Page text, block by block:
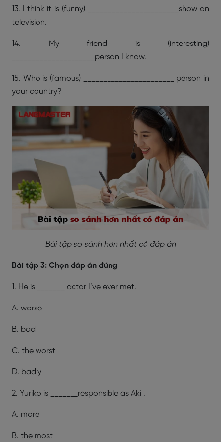
13. I think it is (funny) _______________________show on
television.
14. My friend is (interesting)
_____________________person I know.
15. Who is (famous) _______________________ person in
your country?
Bài tập so sánh hơn nhất có đáp án
Bài tập 3: Chọn đáp án đúng
1. He is _______ actor I’ve ever met.
A. worse
B. bad
C. the worst
D. badly
2. Yuriko is _______responsible as Aki .
A. more
B. the most